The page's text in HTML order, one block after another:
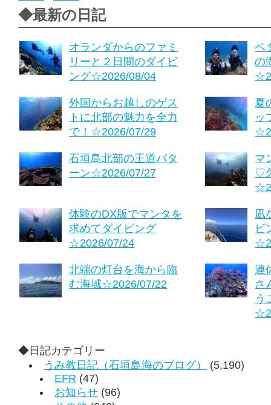
◆最新の日記
オランダからのファミ
リーと２日間のダイビ
ング☆2026/08/04
ベ
の
外国からお越しのゲス
トに北部の魅力を全力
で！☆2026/07/29
夏
ッ
石垣島北部の王道パタ
ーン☆2026/07/27
マ
♡
体験のDX版でマンタを
求めてダイビング
☆2026/07/24
凪
ビ
北端の灯台を海から臨
む海域☆2026/07/22
連
さ
う
◆日記カテゴリー
うみ教日記（石垣島海のブログ）
(5,190)
EFR (47)
お知らせ (96)